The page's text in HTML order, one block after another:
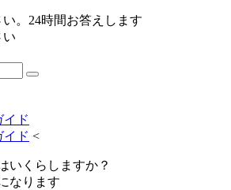
。24時間お答えします
い
<
いくらしますか？
なります